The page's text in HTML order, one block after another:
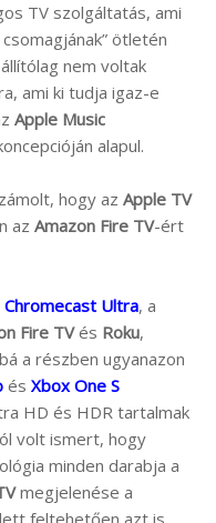
TV szolgáltatás, ami
ötletén
nem voltak
ami ki tudja igaz-e
Apple Music
alapul.
hogy az Apple TV
az Amazon Fire TV-ért
Chromecast Ultra, a
Fire TVés Roku,
a részben ugyanazon
és Xbox One S
HD és HDR tartalmak
volt ismert, hogy
minden darabja a
megjelenése a